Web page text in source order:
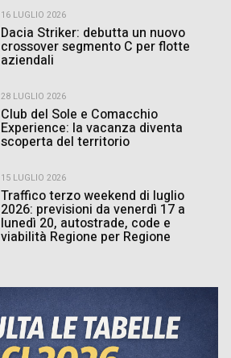
16 LUGLIO 2026
Dacia Striker: debutta un nuovo
crossover segmento C per flotte
aziendali
28 LUGLIO 2026
Club del Sole e Comacchio
Experience: la vacanza diventa
scoperta del territorio
15 LUGLIO 2026
Traffico terzo weekend di luglio
2026: previsioni da venerdì 17 a
lunedì 20, autostrade, code e
viabilità Regione per Regione